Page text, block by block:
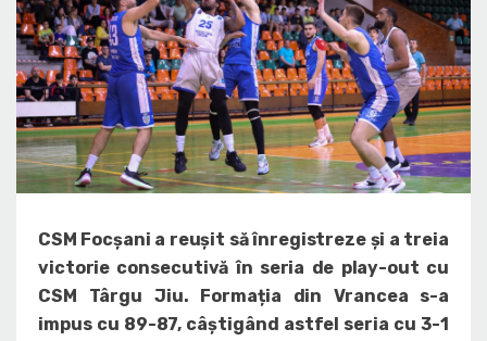
CSM Focșani a reușit să înregistreze și a treia
victorie consecutivă în seria de play-out cu
CSM Târgu Jiu. Formația din Vrancea s-a
impus cu 89-87, câștigând astfel seria cu 3-1